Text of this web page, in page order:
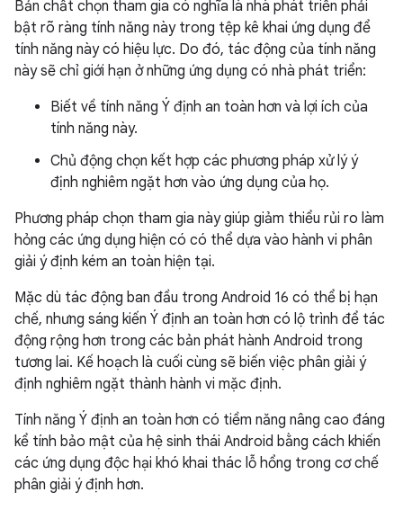
Bản chất chọn tham gia có nghĩa là nhà phát triển phải
bật rõ ràng tính năng này trong tệp kê khai ứng dụng để
tính năng này có hiệu lực. Do đó, tác động của tính năng
này sẽ chỉ giới hạn ở những ứng dụng có nhà phát triển:
Biết về tính năng Ý định an toàn hơn và lợi ích của
tính năng này.
Chủ động chọn kết hợp các phương pháp xử lý ý
định nghiêm ngặt hơn vào ứng dụng của họ.
Phương pháp chọn tham gia này giúp giảm thiểu rủi ro làm
hỏng các ứng dụng hiện có có thể dựa vào hành vi phân
giải ý định kém an toàn hiện tại.
Mặc dù tác động ban đầu trong Android 16 có thể bị hạn
chế, nhưng sáng kiến Ý định an toàn hơn có lộ trình để tác
động rộng hơn trong các bản phát hành Android trong
tương lai. Kế hoạch là cuối cùng sẽ biến việc phân giải ý
định nghiêm ngặt thành hành vi mặc định.
Tính năng Ý định an toàn hơn có tiềm năng nâng cao đáng
kể tính bảo mật của hệ sinh thái Android bằng cách khiến
các ứng dụng độc hại khó khai thác lỗ hổng trong cơ chế
phân giải ý định hơn.